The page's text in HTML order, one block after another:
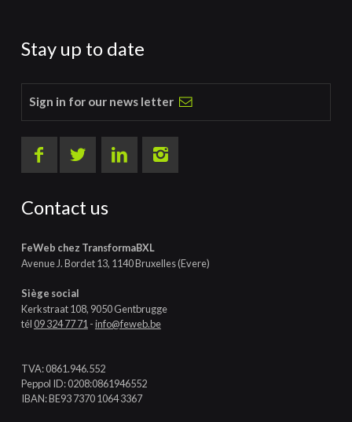
Stay up to date
Sign in for our news letter
Contact us
FeWeb chez TransformaBXL
Avenue J. Bordet 13, 1140 Bruxelles (Evere)
Siège social
Kerkstraat 108, 9050 Gentbrugge
tél09 324 77 71 -info@feweb.be
TVA: 0861.946.552
Peppol ID: 0208:0861946552
IBAN: BE93 7370 1064 3367